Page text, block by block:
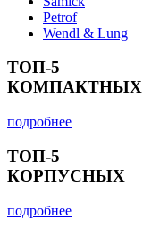
Petrof
Wendl & Lung
ТОП-5
КОМПАКТНЫХ
подробнее
ТОП-5
КОРПУСНЫХ
подробнее